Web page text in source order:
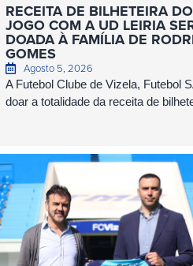
RECEITA DE BILHETEIRA DO
JOGO COM A UD LEIRIA
DOADA À FAMÍLIA DE
GOMES
Agosto 5, 2026
A Futebol Clube de Vizela, Futebol
doar a totalidade da receita de